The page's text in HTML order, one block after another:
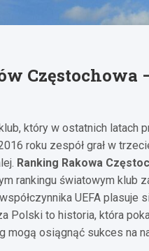
który w ostatnich latach
roku zespół grał w
Ranking Rakowa
rankingu światowym klub
UEFA plasuje
Polski to historia, która
mogą osiągnąć sukces na